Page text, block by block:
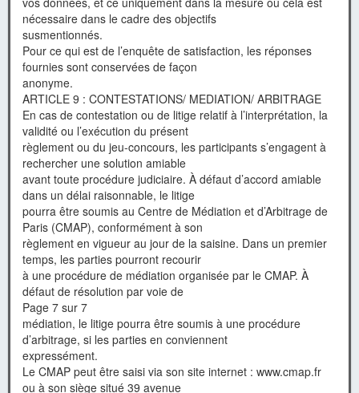
nécessaire dans le cadre des objectifs
susmentionnés.
Pour ce qui est de l’enquête de satisfaction, les réponses
fournies sont conservées de façon
anonyme.
ARTICLE 9 : CONTESTATIONS/ MEDIATION/ ARBITRAGE
En cas de contestation ou de litige relatif à l’interprétation, la
validité ou l’exécution du présent
règlement ou du jeu-concours, les participants s’engagent à
rechercher une solution amiable
avant toute procédure judiciaire. À défaut d’accord amiable
dans un délai raisonnable, le litige
pourra être soumis au Centre de Médiation et d’Arbitrage de
Paris (CMAP), conformément à son
règlement en vigueur au jour de la saisine. Dans un premier
temps, les parties pourront recourir
à une procédure de médiation organisée par le CMAP. À
défaut de résolution par voie de
Page 7 sur 7
médiation, le litige pourra être soumis à une procédure
d’arbitrage, si les parties en conviennent
expressément.
Le CMAP peut être saisi via son site internet : www.cmap.fr
ou à son siège situé 39 avenue